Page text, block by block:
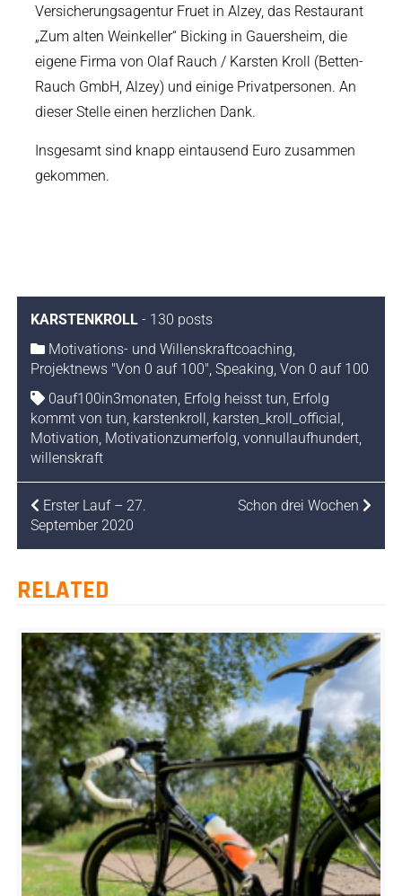
Versicherungsagentur Fruet in Alzey, das Restaurant
„Zum alten Weinkeller“ Bicking in Gauersheim, die
eigene Firma von Olaf Rauch / Karsten Kroll (Betten-
Rauch GmbH, Alzey) und einige Privatpersonen. An
dieser Stelle einen herzlichen Dank.
Insgesamt sind knapp eintausend Euro zusammen
gekommen.
KARSTENKROLL- 130 posts
Motivations- und Willenskraftcoaching,
Projektnews "Von 0 auf 100", Speaking, Von 0 auf 100
0auf100in3monaten, Erfolg heisst tun, Erfolg
kommt von tun, karstenkroll, karsten_kroll_official,
Motivation, Motivationzumerfolg, vonnullaufhundert,
willenskraft
Erster Lauf – 27.
September 2020
Schon drei Wochen
RELATED